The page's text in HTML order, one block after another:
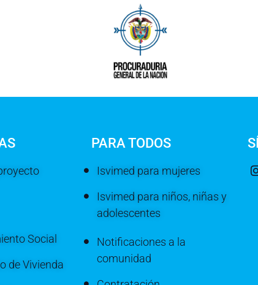
Social
de Vivienda
PARA TODOS
Isvimed para mujeres
Isvimed para niños, niñas y
adolescentes
Notificaciones a la
comunidad